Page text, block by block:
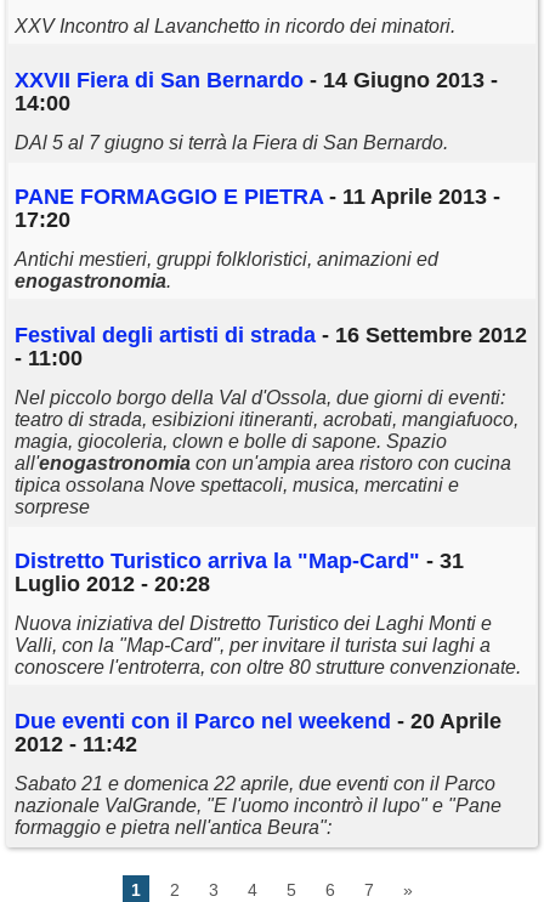
XXV Incontro al Lavanchetto in ricordo dei minatori.
XXVII Fiera di San Bernardo - 14 Giugno 2013 -
14:00
DAl 5 al 7 giugno si terrà la Fiera di San Bernardo.
PANE FORMAGGIO E PIETRA - 11 Aprile 2013 -
17:20
Antichi mestieri, gruppi folkloristici, animazioni ed
enogastronomia.
Festival degli artisti di strada - 16 Settembre 2012
- 11:00
Nel piccolo borgo della Val d'Ossola, due giorni di eventi:
teatro di strada, esibizioni itineranti, acrobati, mangiafuoco,
magia, giocoleria, clown e bolle di sapone. Spazio
all'enogastronomia con un'ampia area ristoro con cucina
tipica ossolana Nove spettacoli, musica, mercatini e
sorprese
Distretto Turistico arriva la "Map-Card" - 31
Luglio 2012 - 20:28
Nuova iniziativa del Distretto Turistico dei Laghi Monti e
Valli, con la "Map-Card", per invitare il turista sui laghi a
conoscere l'entroterra, con oltre 80 strutture convenzionate.
Due eventi con il Parco nel weekend - 20 Aprile
2012 - 11:42
Sabato 21 e domenica 22 aprile, due eventi con il Parco
nazionale ValGrande, "E l'uomo incontrò il lupo" e "Pane
formaggio e pietra nell'antica Beura":
1 2 3 4 5 6 7 »